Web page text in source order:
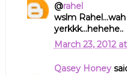
@rahel
wslm
yerkkk...hehehe..
March 23, 2012
Qasey Honey